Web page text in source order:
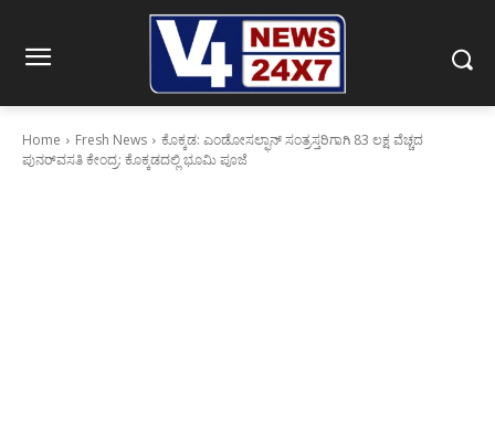
Home Fresh News
ಕೊಕ್ಕಡ: ಎಂಡೋಸಲ್ಫಾನ್ ಸಂತ್ರಸ್ತರಿಗಾಗಿ 83 ಲಕ್ಷ ವೆಚ್ಚದ
ಪುನರ್‌ವಸತಿ ಕೇಂದ್ರ: ಕೊಕ್ಕಡದಲ್ಲಿ ಭೂಮಿ ಪೂಜೆ